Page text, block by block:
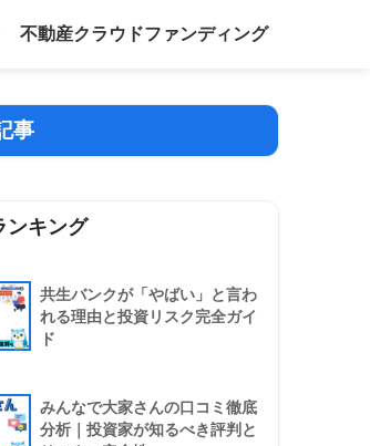
不動産クラウドファンディング
事
ンキング
共生バンクが「やばい」と言わ
れる理由と投資リスク完全ガイ
ド
みんなで大家さんの口コミ徹底
分析｜投資家が知るべき評判と